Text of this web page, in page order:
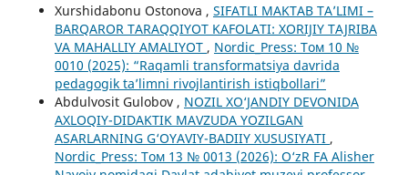
Xurshidabonu Ostonova , SIFATLI MAKTAB TA’LIMI –
BARQAROR TARAQQIYOT KAFOLATI: XORIJIY TAJRIBA
VA MAHALLIY AMALIYOT , Nordic_Press: Том 10 №
0010 (2025): “Raqamli transformatsiya davrida
pedagogik ta’limni rivojlantirish istiqbollari”
Abdulvosit Gulobov , NOZIL XO‘JANDIY DEVONIDA
AXLOQIY-DIDAKTIK MAVZUDA YOZILGAN
ASARLARNING G‘OYAVIY-BADIIY XUSUSIYATI ,
Nordic_Press: Том 13 № 0013 (2026): O‘zR FA Alisher